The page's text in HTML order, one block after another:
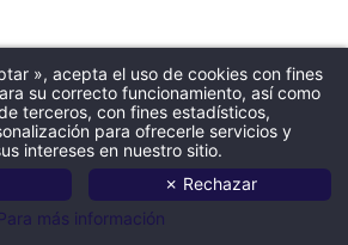
», acepta el uso de cookies con fines
su correcto funcionamiento, así como
terceros, con fines estadísticos,
para ofrecerle servicios y
intereses en nuestro sitio.
✗ Rechazar
Para más información